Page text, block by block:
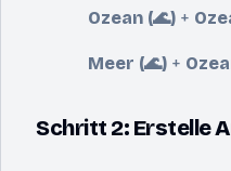
Ozean (🌊) +
Meer (🌊) +
Schritt 2: Erstelle